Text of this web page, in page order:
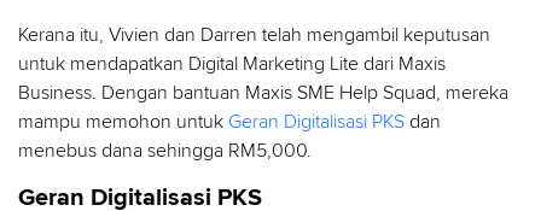
Kerana itu, Vivien dan Darren telah mengambil keputusan
untuk mendapatkan Digital Marketing Lite dari Maxis
Business. Dengan bantuan Maxis SME Help Squad, mereka
mampu memohon untuk Geran Digitalisasi PKS dan
menebus dana sehingga RM5,000.
Geran Digitalisasi PKS